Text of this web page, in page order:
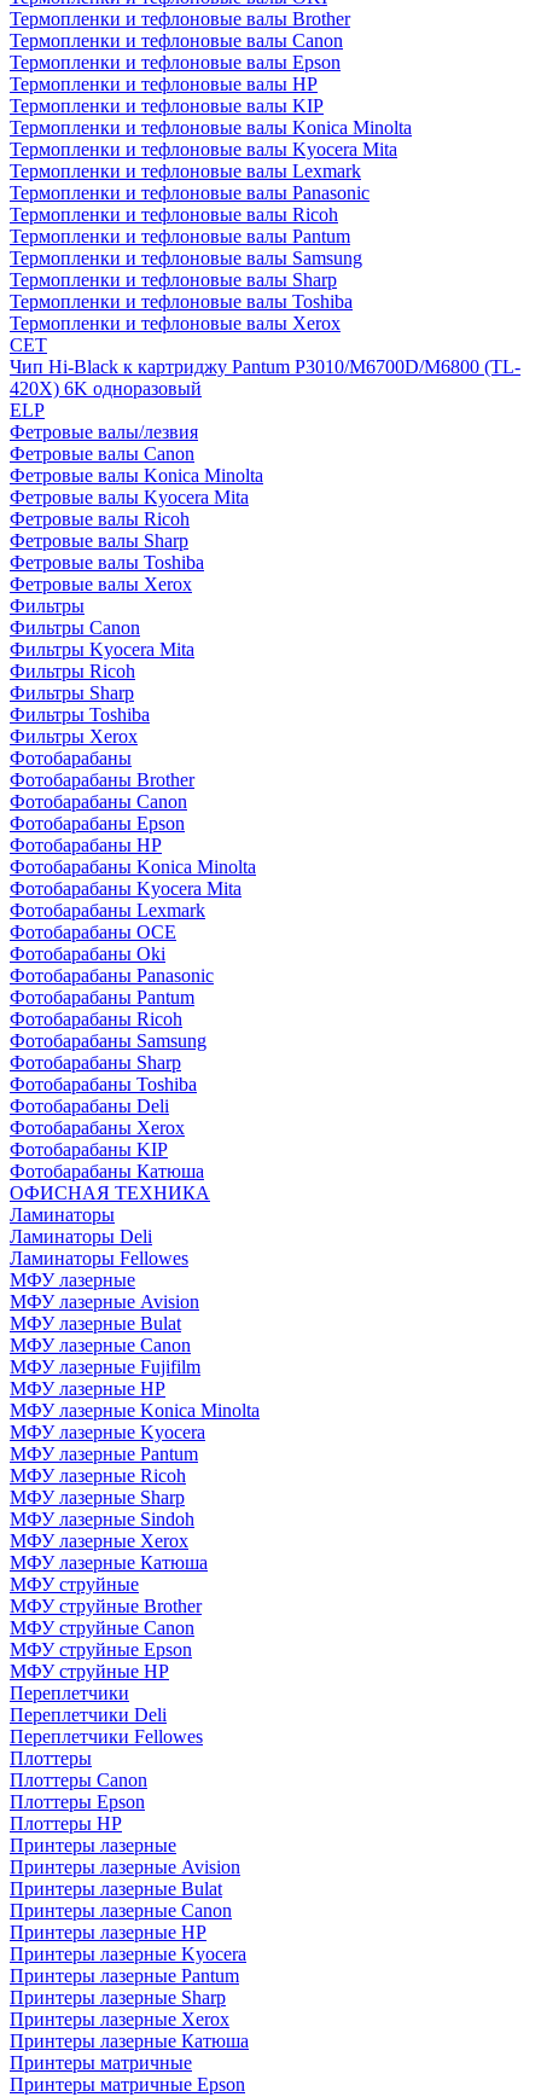
Термопленки и тефлоновые валы Brother
Термопленки и тефлоновые валы Canon
Термопленки и тефлоновые валы Epson
Термопленки и тефлоновые валы HP
Термопленки и тефлоновые валы KIP
Термопленки и тефлоновые валы Konica Minolta
Термопленки и тефлоновые валы Kyocera Mita
Термопленки и тефлоновые валы Lexmark
Термопленки и тефлоновые валы Panasonic
Термопленки и тефлоновые валы Ricoh
Термопленки и тефлоновые валы Pantum
Термопленки и тефлоновые валы Samsung
Термопленки и тефлоновые валы Sharp
Термопленки и тефлоновые валы Toshiba
Термопленки и тефлоновые валы Xerox
CET
Чип Hi-Black к картриджу Pantum P3010/M6700D/M6800 (TL-
420X) 6K одноразовый
ELP
Фетровые валы/лезвия
Фетровые валы Canon
Фетровые валы Konica Minolta
Фетровые валы Kyocera Mita
Фетровые валы Ricoh
Фетровые валы Sharp
Фетровые валы Toshiba
Фетровые валы Xerox
Фильтры
Фильтры Canon
Фильтры Kyocera Mita
Фильтры Ricoh
Фильтры Sharp
Фильтры Toshiba
Фильтры Xerox
Фотобарабаны
Фотобарабаны Brother
Фотобарабаны Canon
Фотобарабаны Epson
Фотобарабаны HP
Фотобарабаны Konica Minolta
Фотобарабаны Kyocera Mita
Фотобарабаны Lexmark
Фотобарабаны OCE
Фотобарабаны Oki
Фотобарабаны Panasonic
Фотобарабаны Pantum
Фотобарабаны Ricoh
Фотобарабаны Samsung
Фотобарабаны Sharp
Фотобарабаны Toshiba
Фотобарабаны Deli
Фотобарабаны Xerox
Фотобарабаны KIP
Фотобарабаны Катюша
ОФИСНАЯ ТЕХНИКА
Ламинаторы
Ламинаторы Deli
Ламинаторы Fellowes
МФУ лазерные
МФУ лазерные Avision
МФУ лазерные Bulat
МФУ лазерные Canon
МФУ лазерные Fujifilm
МФУ лазерные HP
МФУ лазерные Konica Minolta
МФУ лазерные Kyocera
МФУ лазерные Pantum
МФУ лазерные Ricoh
МФУ лазерные Sharp
МФУ лазерные Sindoh
МФУ лазерные Xerox
МФУ лазерные Катюша
МФУ струйные
МФУ струйные Brother
МФУ струйные Canon
МФУ струйные Epson
МФУ струйные HP
Переплетчики
Переплетчики Deli
Переплетчики Fellowes
Плоттеры
Плоттеры Canon
Плоттеры Epson
Плоттеры HP
Принтеры лазерные
Принтеры лазерные Avision
Принтеры лазерные Bulat
Принтеры лазерные Canon
Принтеры лазерные HP
Принтеры лазерные Kyocera
Принтеры лазерные Pantum
Принтеры лазерные Sharp
Принтеры лазерные Xerox
Принтеры лазерные Катюша
Принтеры матричные
Принтеры матричные Epson